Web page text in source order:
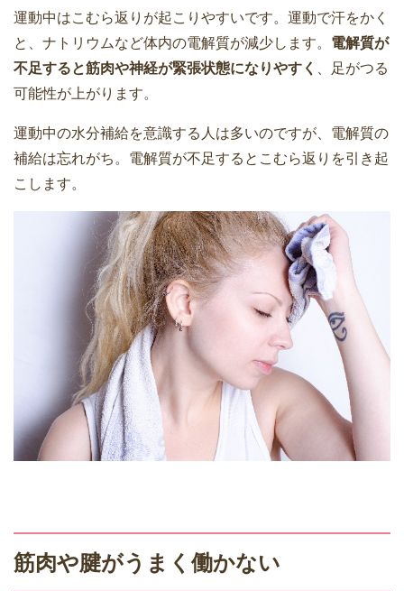
運動中はこむら返りが起こりやすいです。運動で汗をかく
と、ナトリウムなど体内の電解質が減少します。 電解質が
不足すると筋肉や神経が緊張状態になりやすく
、足がつる
可能性が上がります。
運動中の水分補給を意識する人は多いのですが、電解質の
補給は忘れがち。電解質が不足するとこむら返りを引き起
こします。
筋肉や腱がうまく働かない